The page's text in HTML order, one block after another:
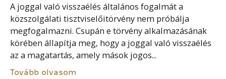
A joggal való visszaélés általános fogalmát a
közszolgálati tisztviselőitörvény nem próbálja
megfogalmazni. Csupán e törvény alkalmazásának
körében állapítja meg, hogy a joggal való visszaélés
az a magatartás, amely mások jogos...
Tovább olvasom